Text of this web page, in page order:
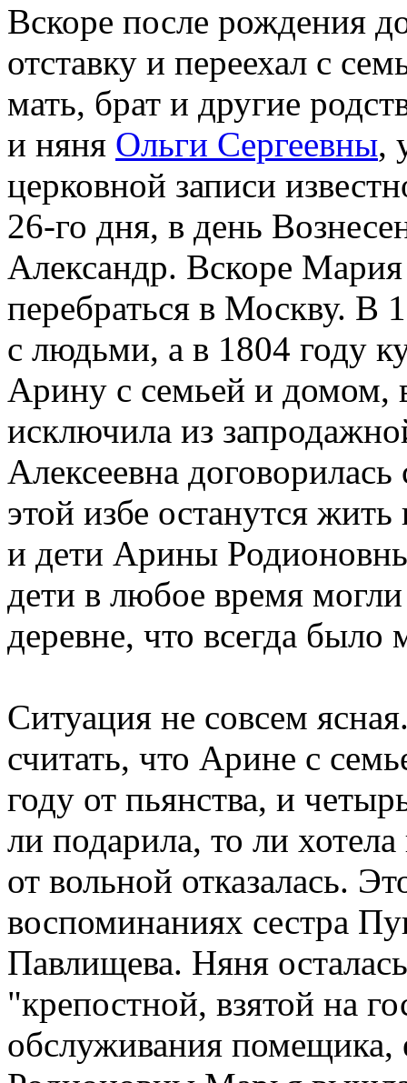
Вскоре после рождения
отставку и переехал с
мать, брат и другие
и няня Ольги Сергеевны,
церковной записи
26-го дня, в день
Александр. Вскоре
перебраться в Москву. В
с людьми, а в 1804 году
Арину с семьей и домом,
исключила из
Алексеевна
этой избе останутся
и дети Арины
дети в любое время
деревне, что всегда было
Ситуация не совсем
считать, что Арине с
году от пьянства, и
ли подарила, то ли
от вольной отказалась.
воспоминаниях сестра
Павлищева. Няня
"крепостной, взятой на
обслуживания